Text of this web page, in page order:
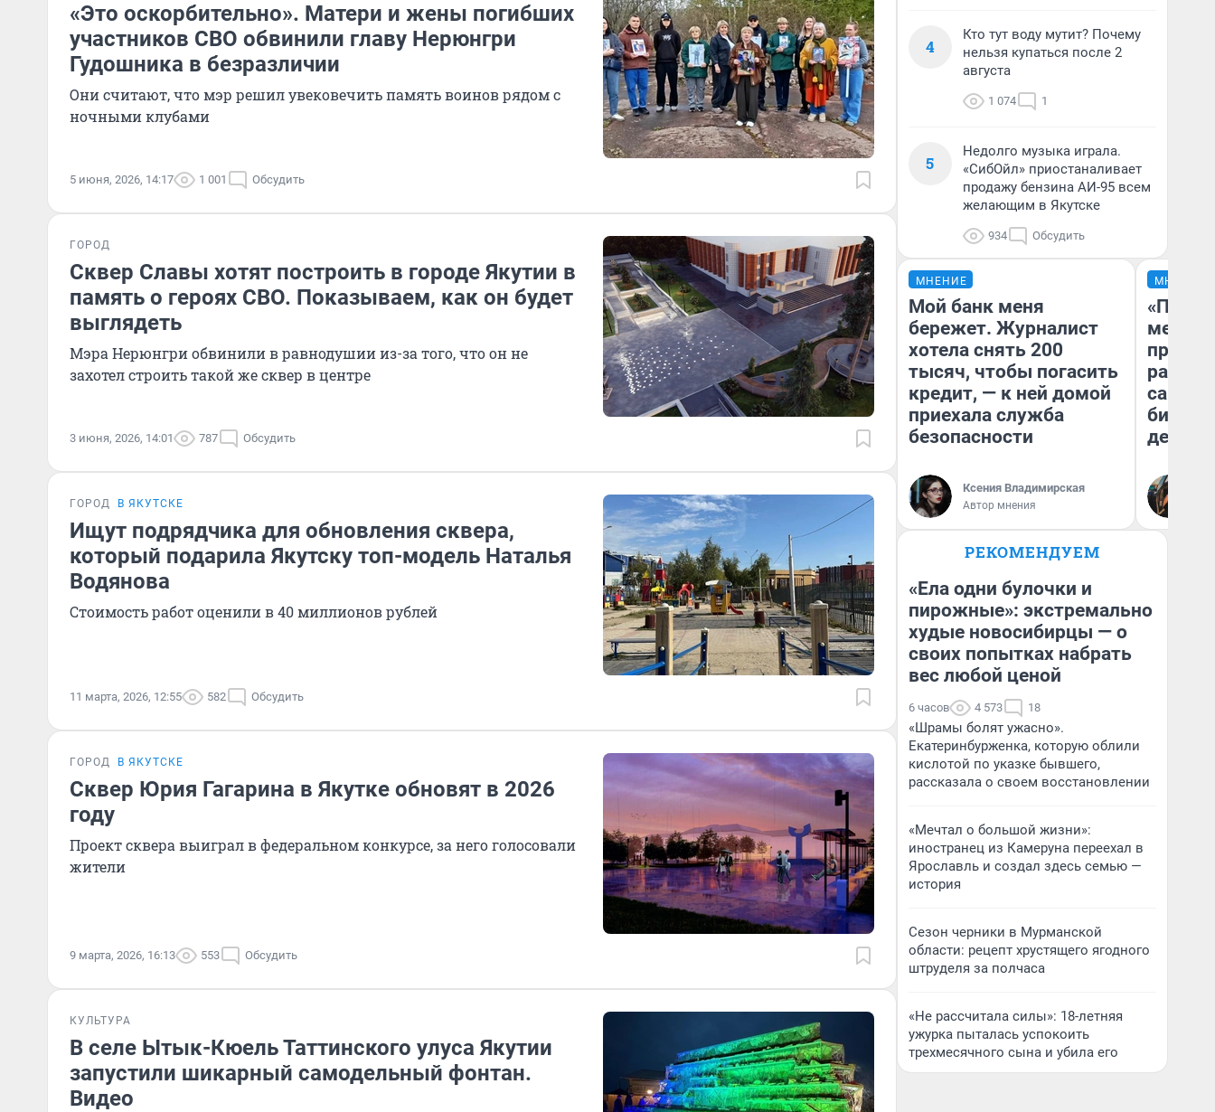
«Это оскорбительно». Матери и жены погибших
участников СВО обвинили главу Нерюнгри
Гудошника в безразличии
Они считают, что мэр решил увековечить память воинов рядом с
ночными клубами
5 июня, 2026, 14:17 1 001 Обсудить
ГОРОД
Сквер Славы хотят построить в городе Якутии в
память о героях СВО. Показываем, как он будет
выглядеть
Мэра Нерюнгри обвинили в равнодушии из-за того, что он не
захотел строить такой же сквер в центре
3 июня, 2026, 14:01 787 Обсудить
ГОРОД В ЯКУТСКЕ
Ищут подрядчика для обновления сквера,
который подарила Якутску топ-модель Наталья
Водянова
Стоимость работ оценили в 40 миллионов рублей
11 марта, 2026, 12:55 582 Обсудить
ГОРОД В ЯКУТСКЕ
Сквер Юрия Гагарина в Якутке обновят в 2026
году
Проект сквера выиграл в федеральном конкурсе, за него голосовали
жители
9 марта, 2026, 16:13 553 Обсудить
КУЛЬТУРА
В селе Ытык-Кюель Таттинского улуса Якутии
запустили шикарный самодельный фонтан.
Видео
4
Кто тут воду мутит? Почему
нельзя купаться после 2
августа
1 074 1
5
Недолго музыка играла.
«СибОйл» приостаналивает
продажу бензина АИ-95 всем
желающим в Якутске
934 Обсудить
МНЕНИЕ
Мой банк меня
бережет. Журналист
хотела снять 200
тысяч, чтобы погасить
кредит, — к ней домой
приехала служба
безопасности
Ксения Владимирская
Автор мнения
МНЕНИЕ
самом
РЕКОМЕНДУЕМ
«Ела одни булочки и
пирожные»: экстремально
худые новосибирцы — о
своих попытках набрать
вес любой ценой
6 часов 4 573 18
«Шрамы болят ужасно».
Екатеринбурженка, которую облили
кислотой по указке бывшего,
рассказала о своем восстановлении
«Мечтал о большой жизни»:
иностранец из Камеруна переехал в
Ярославль и создал здесь семью —
история
Сезон черники в Мурманской
области: рецепт хрустящего ягодного
штруделя за полчаса
«Не рассчитала силы»: 18-летняя
ужурка пыталась успокоить
трехмесячного сына и убила его